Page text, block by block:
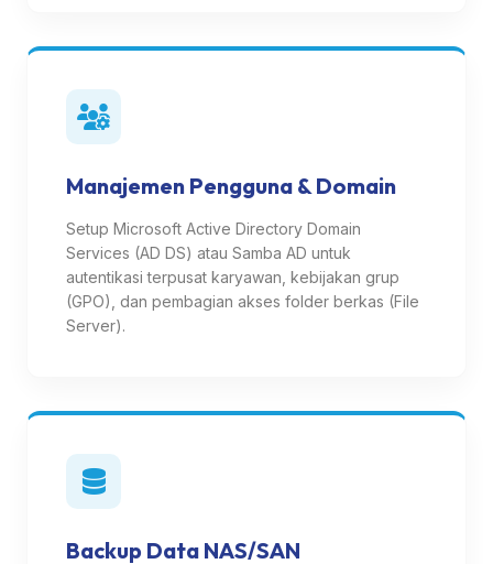
Manajemen Pengguna & Domain
Setup Microsoft Active Directory Domain
Services (AD DS) atau Samba AD untuk
autentikasi terpusat karyawan, kebijakan grup
(GPO), dan pembagian akses folder berkas (File
Server).
Backup Data NAS/SAN